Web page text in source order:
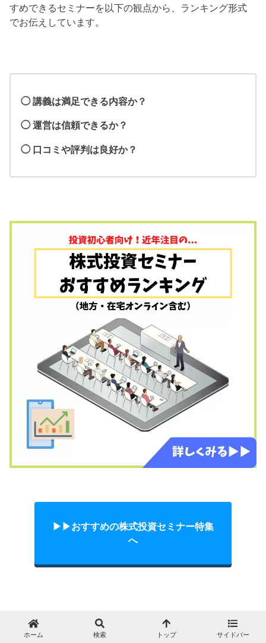
すめできるセミナーを以下の観点から、ランキング形式
でお伝えしています。
◯ 講義は満足できる内容か？
◯ 運営は信頼できるか？
◯ 口コミや評判は良好か？
▶︎▶︎おすすめの株式投資セミナー特集
へ
ホーム 検索 トップ サイドバー